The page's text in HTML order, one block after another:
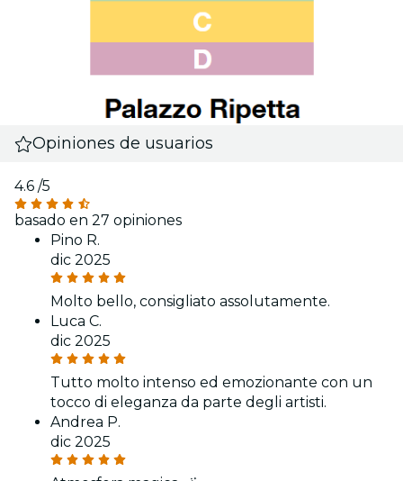
Opiniones de usuarios
4.6 /5
basado en 27 opiniones
Pino R.
dic 2025
Molto bello, consigliato assolutamente.
Luca C.
dic 2025
Tutto molto intenso ed emozionante con un
tocco di eleganza da parte degli artisti.
Andrea P.
dic 2025